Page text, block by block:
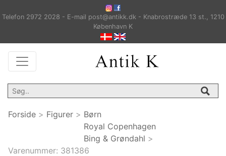
Telefon 2972 2028 - E-mail post@antikk.dk - Knabrostræde 13 st., 1210
København K
Forside > Figurer > Børn
Royal Copenhagen
Bing & Grøndahl >
Varenummer: 381386